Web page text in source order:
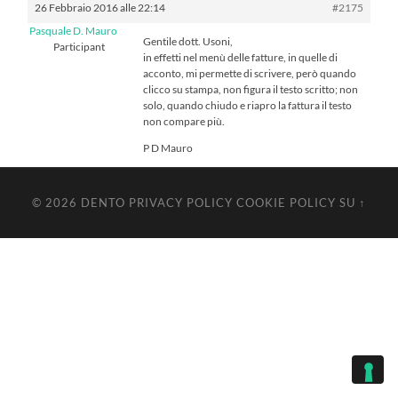
26 Febbraio 2016 alle 22:14
#2175
Pasquale D. Mauro
Participant
Gentile dott. Usoni,
in effetti nel menù delle fatture, in quelle di
acconto, mi permette di scrivere, però quando
clicco su stampa, non figura il testo scritto; non
solo, quando chiudo e riapro la fattura il testo
non compare più.
P D Mauro
© 2026 DENTO PRIVACY POLICY COOKIE POLICY SU ↑